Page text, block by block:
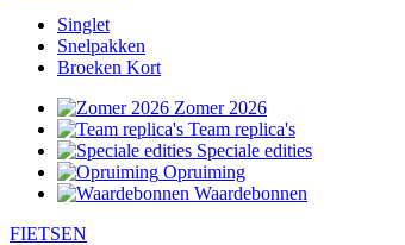
Singlet
Snelpakken
Broeken Kort
Zomer 2026
Team replica's
Speciale edities
Opruiming
Waardebonnen
FIETSEN